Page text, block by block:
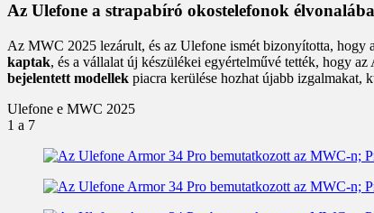
Az Ulefone a strapabíró okostelefonok
Az MWC 2025 lezárult, és az Ulefone ismét bizonyította, hogy a
kaptak, és a vállalat új készülékei egyértelművé tették, hogy
bejelentett modellek piacra kerülése hozhat újabb izgalmakat,
Ulefone e MWC 2025
1 a 7